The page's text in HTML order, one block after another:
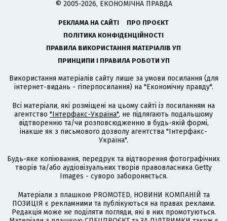
© 2005-2026, ЕКОНОМІЧНА ПРАВДА
РЕКЛАМА НА САЙТІ
ПРО ПРОЄКТ
ПОЛІТИКА КОНФІДЕНЦІЙНОСТІ
ПРАВИЛА ВИКОРИСТАННЯ МАТЕРІАЛІВ УП
ПРИНЦИПИ І ПРАВИЛА РОБОТИ УП
Використання матеріалів сайту лише за умови посилання (для
інтернет-видань - гіперпосилання) на "Економічну правду".
Всі матеріали, які розміщені на цьому сайті із посиланням на
агентство "Інтерфакс-Україна", не підлягають подальшому
відтворенню та/чи розповсюдженню в будь-якій формі,
інакше як з письмового дозволу агентства "Інтерфакс-
Україна".
Будь-яке копіювання, передрук та відтворення фотографічних
творів та/або аудіовізуальних творів правовласника Getty
Images - суворо забороняється.
Матеріали з плашкою PROMOTED, НОВИНИ КОМПАНІЙ та
ПОЗИЦІЯ є рекламними та публікуються на правах реклами.
Редакція може не поділяти погляди, які в них промотуються.